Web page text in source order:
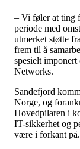
– Vi føler at ting
periode med
utmerket støtte
frem til å
spesielt
Networks.
Sandefjord
Norge, og
Hovedpilaren i
IT-sikkerhet og
være i forkant på.